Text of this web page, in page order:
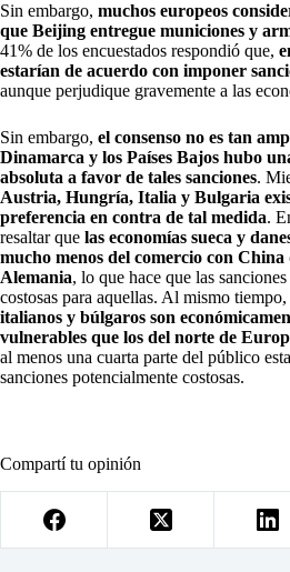
Sin embargo, muchos europeos
que Beijing entregue municiones y
41% de los encuestados respondió que,
estarían de acuerdo con imponer
aunque perjudique gravemente a las
Sin embargo, el consenso no es tan
Dinamarca y los Países Bajos hubo
absoluta a favor de tales sanciones.
Austria, Hungría, Italia y Bulgaria
preferencia en contra de tal medida.
resaltar que las economías sueca y
mucho menos del comercio con
Alemania, lo que hace que las
costosas para aquellas. Al mismo tiempo,
italianos y búlgaros son
vulnerables que los del norte de
al menos una cuarta parte del público
sanciones potencialmente costosas.
Compartí tu opinión